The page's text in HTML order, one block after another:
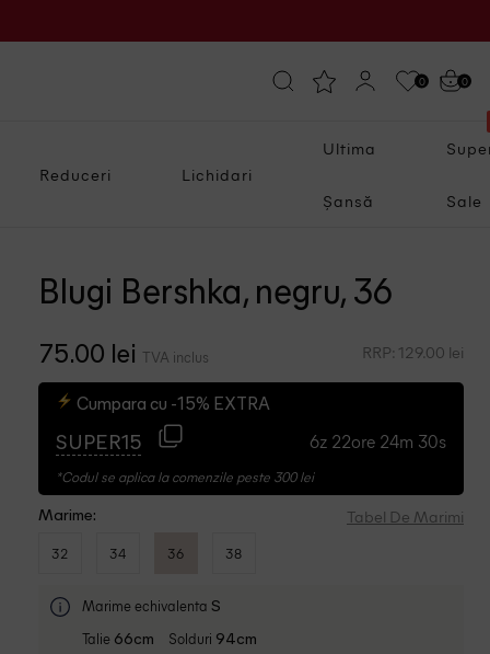
0 0
Reduceri Lichidari
Ultima
Șansă Sale
Blugi Bershka, negru, 36
75.00 lei TVA inclus RRP: 129.00 lei
Cumpara cu -15% EXTRA
SUPER15 6z 22ore 24m 29s
*Codul se aplica la comenzile peste 300 lei
Marime: Tabel De Marimi
32 34 36 38
Marime echivalenta S
Talie 66cm Solduri 94cm